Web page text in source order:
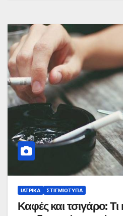
ΙΑΤΡΙΚΆ ΣΤΙΓΜΙΌΤΥΠΑ
Καφές και τσιγάρο: Τι